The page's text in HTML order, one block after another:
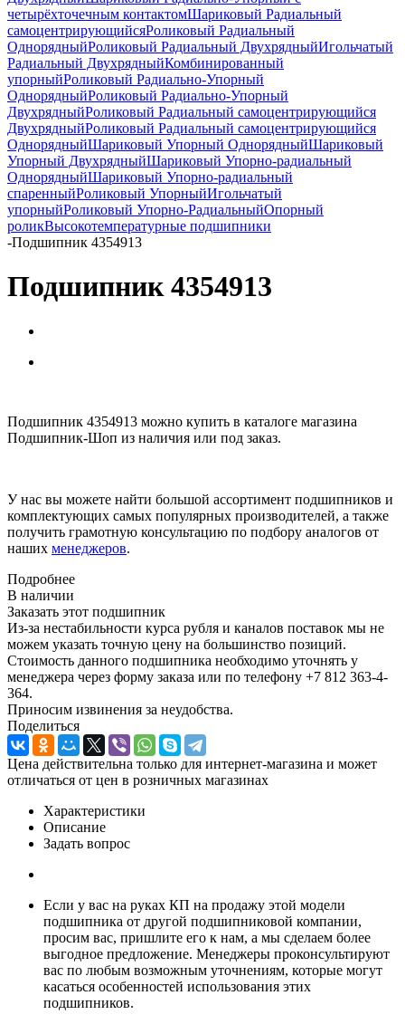
четырёхточечным контактомШариковый Радиальный
самоцентрирующийсяРоликовый Радиальный
ОднорядныйРоликовый Радиальный ДвухрядныйИгольчатый
Радиальный ДвухрядныйКомбинированный
упорныйРоликовый Радиально-Упорный
ОднорядныйРоликовый Радиально-Упорный
ДвухрядныйРоликовый Радиальный самоцентрирующийся
ДвухрядныйРоликовый Радиальный самоцентрирующийся
ОднорядныйШариковый Упорный ОднорядныйШариковый
Упорный ДвухрядныйШариковый Упорно-радиальный
ОднорядныйШариковый Упорно-радиальный
спаренныйРоликовый УпорныйИгольчатый
упорныйРоликовый Упорно-РадиальныйОпорный
роликВысокотемпературные подшипники
-Подшипник 4354913
Подшипник 4354913
Подшипник 4354913 можно купить в каталоге магазина
Подшипник-Шоп из наличия или под заказ.
У нас вы можете найти большой ассортимент подшипников и
комплектующих самых популярных производителей, а также
получить грамотную консультацию по подбору аналогов от
наших менеджеров.
Подробнее
В наличии
Заказать этот подшипник
Из-за нестабильности курса рубля и каналов поставок мы не
можем указать точную цену на большинство позиций.
Стоимость данного подшипника необходимо уточнять у
менеджера через форму заказа или по телефону +7 812 363-4-
364.
Приносим извинения за неудобства.
Поделиться
Цена действительна только для интернет-магазина и может
отличаться от цен в розничных магазинах
Характеристики
Описание
Задать вопрос
Если у вас на руках КП на продажу этой модели
подшипника от другой подшипниковой компании,
просим вас, пришлите его к нам, а мы сделаем более
выгодное предложение. Менеджеры проконсультируют
вас по любым возможным уточнениям, которые могут
касаться особенностей использования этих
подшипников.